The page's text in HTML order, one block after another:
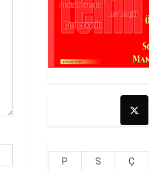
P S Ç